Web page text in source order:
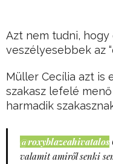
Azt nem tudni,
veszélyesebbek az
Müller Cecília azt is
szakasz lefelé
harmadik
@roxyblazeahivatalos
valamit amiről senki